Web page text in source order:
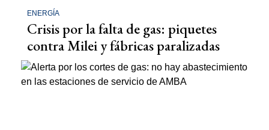
ENERGÍA
Crisis por la falta de gas: piquetes
contra Milei y fábricas paralizadas